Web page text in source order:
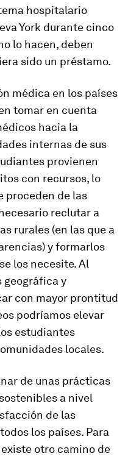
hospitalario
York durante cinco
lo hacen, deben
sido un préstamo.
médica en los países
tomar en cuenta
hacia la
internas de sus
provienen
con recursos, lo
proceden de las
reclutar a
rurales (en las que a
y formarlos
los necesite. Al
geográfica y
con mayor prontitud
podríamos elevar
estudiantes
locales.
de unas prácticas
a nivel
de las
los países. Para
otro camino de